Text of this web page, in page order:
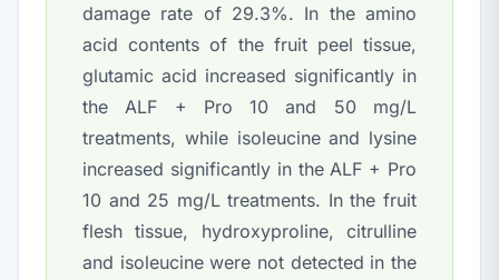
damage rate of 29.3%. In the amino
acid contents of the fruit peel tissue,
glutamic acid increased significantly in
the ALF + Pro 10 and 50 mg/L
treatments, while isoleucine and lysine
increased significantly in the ALF + Pro
10 and 25 mg/L treatments. In the fruit
flesh tissue, hydroxyproline, citrulline
and isoleucine were not detected in the